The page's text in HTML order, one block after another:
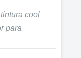
cool
para